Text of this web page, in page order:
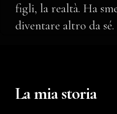
figli, la realtà. Ha
diventare altro da sé.
La mia storia